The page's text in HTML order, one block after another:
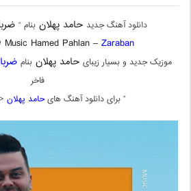
دانلود آهنگ جدید حامد پهلانبنام “
Music Hamed Pahlan –Zaraban
موزیک جدید و بسیار زیبای حامد پهلان بنام
فاخر
” برای دانلود آهنگ هایحامد پهلان